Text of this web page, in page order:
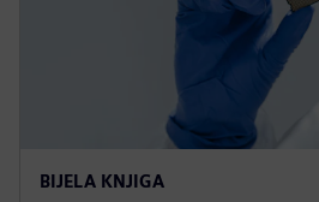
BIJELA KNJIGA